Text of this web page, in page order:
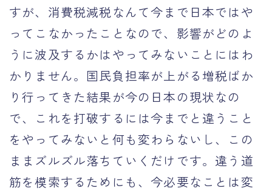
すが、消費税減税なんて今まで日本ではや
ってこなかったことなので、影響がどのよ
うに波及するかはやってみないことにはわ
かりません。国民負担率が上がる増税ばか
り行ってきた結果が今の日本の現状なの
で、これを打破するには今までと違うこと
をやってみないと何も変わらないし、この
ままズルズル落ちていくだけです。違う道
筋を模索するためにも、今必要なことは変